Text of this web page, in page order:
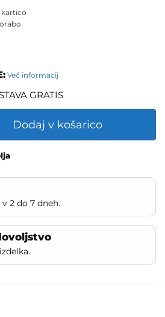
Več informacij
GRATIS
Dodaj v košarico
2 do 7 dneh.